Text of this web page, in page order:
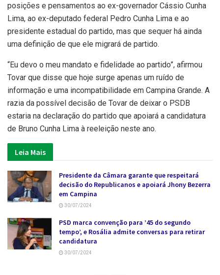
posições e pensamentos ao ex-governador Cássio Cunha
Lima, ao ex-deputado federal Pedro Cunha Lima e ao
presidente estadual do partido, mas que sequer há ainda
uma definição de que ele migrará de partido.
“Eu devo o meu mandato e fidelidade ao partido”, afirmou
Tovar que disse que hoje surge apenas um ruído de
informação e uma incompatibilidade em Campina Grande. A
razia da possível decisão de Tovar de deixar o PSDB
estaria na declaração do partido que apoiará a candidatura
de Bruno Cunha Lima à reeleição neste ano.
Leia Mais
Presidente da Câmara garante que respeitará
decisão do Republicanos e apoiará Jhony Bezerra
em Campina
30/07/2024
PSD marca convenção para ’45 do segundo
tempo’, e Rosália admite conversas para retirar
candidatura
30/07/2024